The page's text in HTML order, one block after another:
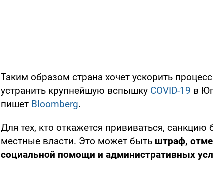
Таким образом страна хочет ускорить
устранить крупнейшую вспышку COVID-19 в
пишет Bloomberg.
Для тех, кто откажется прививаться, санкцию
местные власти. Это может быть штраф,
социальной помощи и административных